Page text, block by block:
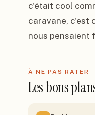
c'était cool
caravane, c'est
nous pensaient
À NE PAS RATER
Les bons